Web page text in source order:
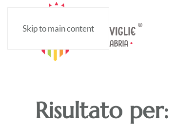
Skip to main content
Risultato per: